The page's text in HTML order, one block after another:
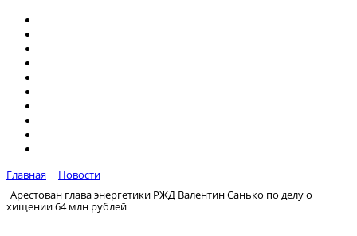
Главная
Новости
Арестован глава энергетики РЖД Валентин Санько по делу о
хищении 64 млн рублей